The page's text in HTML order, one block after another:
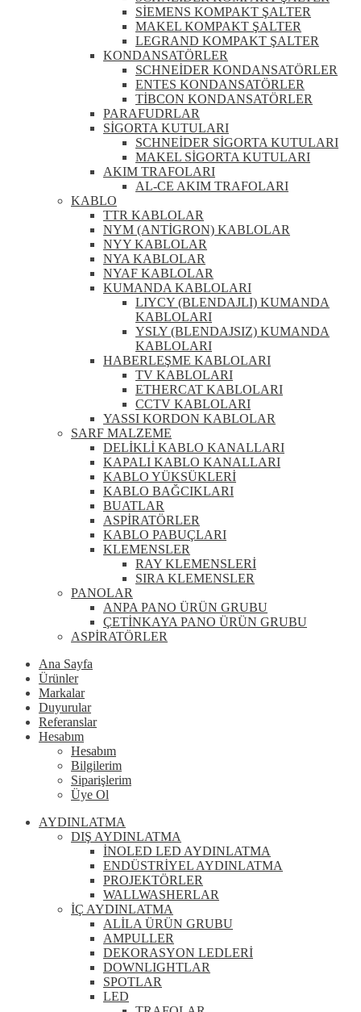
SİEMENS KOMPAKT ŞALTER
MAKEL KOMPAKT ŞALTER
LEGRAND KOMPAKT ŞALTER
KONDANSATÖRLER
SCHNEİDER KONDANSATÖRLER
ENTES KONDANSATÖRLER
TİBCON KONDANSATÖRLER
PARAFUDRLAR
SİGORTA KUTULARI
SCHNEİDER SİGORTA KUTULARI
MAKEL SİGORTA KUTULARI
AKIM TRAFOLARI
AL-CE AKIM TRAFOLARI
KABLO
TTR KABLOLAR
NYM (ANTİGRON) KABLOLAR
NYY KABLOLAR
NYA KABLOLAR
NYAF KABLOLAR
KUMANDA KABLOLARI
LIYCY (BLENDAJLI) KUMANDA
KABLOLARI
YSLY (BLENDAJSIZ) KUMANDA
KABLOLARI
HABERLEŞME KABLOLARI
TV KABLOLARI
ETHERCAT KABLOLARI
CCTV KABLOLARI
YASSI KORDON KABLOLAR
SARF MALZEME
DELİKLİ KABLO KANALLARI
KAPALI KABLO KANALLARI
KABLO YÜKSÜKLERİ
KABLO BAĞCIKLARI
BUATLAR
ASPİRATÖRLER
KABLO PABUÇLARI
KLEMENSLER
RAY KLEMENSLERİ
SIRA KLEMENSLER
PANOLAR
ANPA PANO ÜRÜN GRUBU
ÇETİNKAYA PANO ÜRÜN GRUBU
ASPİRATÖRLER
Ana Sayfa
Ürünler
Markalar
Duyurular
Referanslar
Hesabım
Hesabım
Bilgilerim
Siparişlerim
Üye Ol
AYDINLATMA
DIŞ AYDINLATMA
İNOLED LED AYDINLATMA
ENDÜSTRİYEL AYDINLATMA
PROJEKTÖRLER
WALLWASHERLAR
İÇ AYDINLATMA
ALİLA ÜRÜN GRUBU
AMPULLER
DEKORASYON LEDLERİ
DOWNLIGHTLAR
SPOTLAR
LED